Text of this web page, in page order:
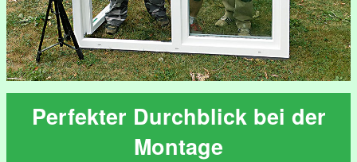
Perfekter Durchblick bei der
Montage